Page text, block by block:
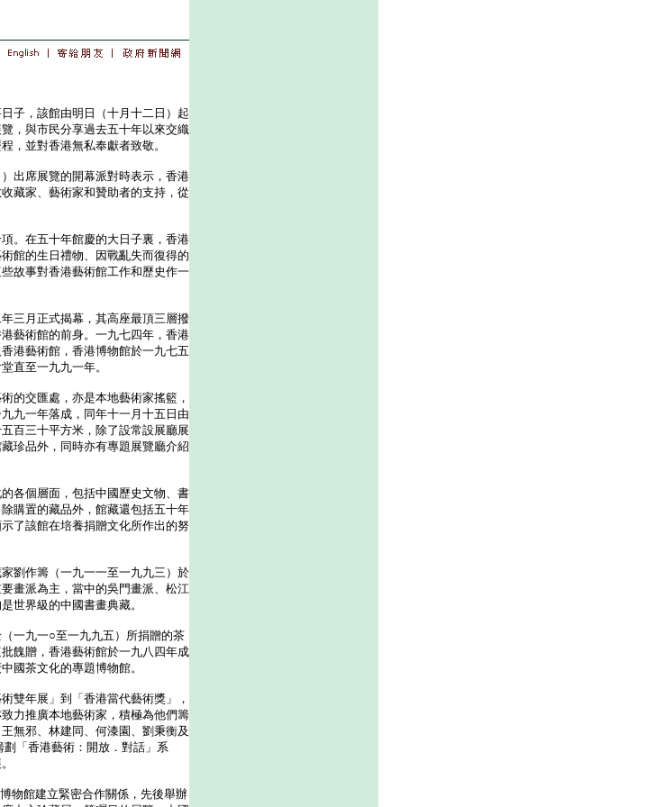
子，該館由明日（十月十二日）起
，與市民分享過去五十年以來交織
，並對香港無私奉獻者致敬。
出席展覽的開幕派對時表示，香港
藏家、藝術家和贊助者的支持，從
。在五十年館慶的大日子裏，香港
館的生日禮物、因戰亂失而復得的
故事對香港藝術館工作和歷史作一
三月正式揭幕，其高座最頂三層撥
藝術館的前身。一九七四年，香港
港藝術館，香港博物館於一九七五
直至一九九一年。
交匯處，亦是本地藝術家搖籃，
九一年落成，同年十一月十五日由
百三十平方米，除了設常設展廳展
珍品外，同時亦有專題展覽廳介紹
各個層面，包括中國歷史文物、書
購置的藏品外，館藏還包括五十年
了該館在培養捐贈文化所作出的努
劉作籌（一九一一至一九九三）於
畫派為主，當中的吳門畫派、松江
世界級的中國書畫典藏。
一九一○至一九九五）所捐贈的茶
餽贈，香港藝術館於一九八四年成
國茶文化的專題博物館。
年展」到「香港當代藝術獎」，
力推廣本地藝術家，積極為他們籌
無邪、林建同、何漆園、劉秉衡及
「香港藝術：開放．對話」系
館建立緊密合作關係，先後舉辦